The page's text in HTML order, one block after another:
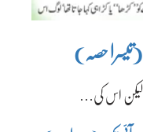
حصہ)
اس کی…